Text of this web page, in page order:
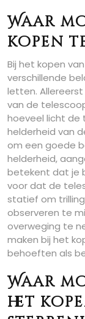
Waar
kopen
Bij het kopen
verschillende
letten.
van de
hoeveel licht de
helderheid van
om een goede
helderheid,
betekent dat je
voor dat de
statief om
observeren te
overweging te
maken bij het
behoeften als
Waar
het